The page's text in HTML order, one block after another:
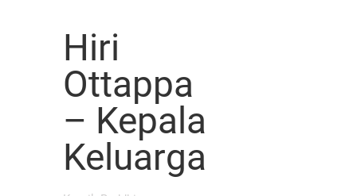
Hiri
Ottappa
– Kepala
Keluarga